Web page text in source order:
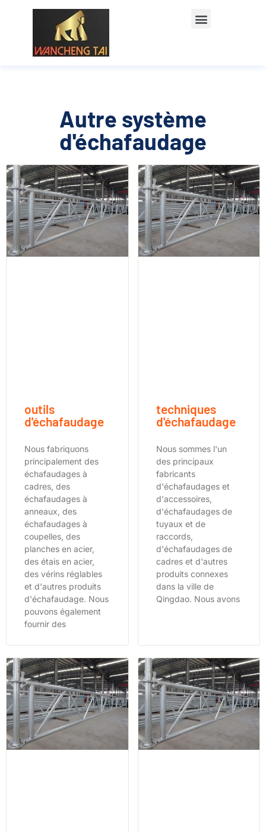
Autre système
d'échafaudage
outils
d'échafaudage
Nous fabriquons
principalement des
échafaudages à
cadres, des
échafaudages à
anneaux, des
échafaudages à
coupelles, des
planches en acier,
des étais en acier,
des vérins réglables
et d'autres produits
d'échafaudage. Nous
pouvons également
fournir des
techniques
d'échafaudage
Nous sommes l'un
des principaux
fabricants
d'échafaudages et
d'accessoires,
d'échafaudages de
tuyaux et de
raccords,
d'échafaudages de
cadres et d'autres
produits connexes
dans la ville de
Qingdao. Nous avons